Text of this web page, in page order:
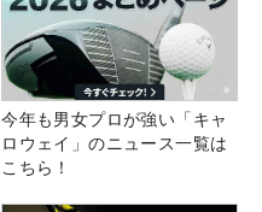
今年も男女プロが強い「キャ
ロウェイ」のニュース一覧は
こちら！